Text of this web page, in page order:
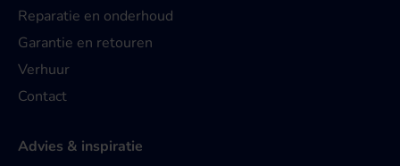
Reparatie en onderhoud
Garantie en retouren
Verhuur
Contact
Advies & inspiratie